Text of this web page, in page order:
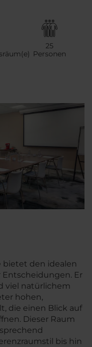
25
Personen
bietet den idealen
Er
viel natürlichem
hohen,
die einen Blick auf
Dieser Raum
bis hin